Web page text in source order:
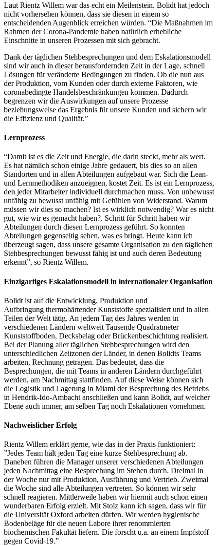
Laut Rientz Willem war das echt ein Meilenstein. Bolidt hat jedoch
nicht vorhersehen können, dass sie diesen in einem so
entscheidenden Augenblick erreichen würden. “Die Maßnahmen im
Rahmen der Corona-Pandemie haben natürlich erhebliche
Einschnitte in unseren Prozessen mit sich gebracht.
Dank der täglichen Stehbesprechungen und dem Eskalationsmodell
sind wir auch in dieser herausfordernden Zeit in der Lage, schnell
Lösungen für veränderte Bedingungen zu finden. Ob die nun aus
der Produktion, vom Kunden oder durch externe Faktoren, wie
coronabedingte Handelsbeschränkungen kommen. Dadurch
begrenzen wir die Auswirkungen auf unsere Prozesse
beziehungsweise das Ergebnis für unsere Kunden und sichern wir
die Effizienz und Qualität.”
Lernprozess
“Damit ist es die Zeit und Energie, die darin steckt, mehr als wert.
Es hat nämlich schon einige Jahre gedauert, bis dies so an allen
Standorten und in allen Abteilungen aufgebaut war. Sich die Lean-
und Lernmethodiken anzueignen, kostet Zeit. Es ist ein Lernprozess,
den jeder Mitarbeiter individuell durchmachen muss. Von unbewusst
unfähig zu bewusst unfähig mit Gefühlen von Widerstand. Warum
müssen wir dies so machen? Ist es wirklich notwendig? War es nicht
gut, wie wir es gemacht haben?. Schritt für Schritt haben wir
Abteilungen durch diesen Lernprozess geführt. So konnten
Abteilungen gegenseitig sehen, was es bringt. Heute kann ich
überzeugt sagen, dass unsere gesamte Organisation zu den täglichen
Stehbesprechungen bewusst fähig ist und auch deren Bedeutung
erkennt”, so Rientz Willem.
Einzigartiges Eskalationsmodell in internationaler Organisation
Bolidt ist auf die Entwicklung, Produktion und
Aufbringung thermohärtender Kunststoffe spezialisiert und in allen
Teilen der Welt tätig. An jedem Tag des Jahres werden in
verschiedenen Ländern weltweit Tausende Quadratmeter
Kunststoffboden, Decksbelag oder Brückenbeschichtung realisiert.
Bei der Planung aller täglichen Stehbesprechungen wird den
unterschiedlichen Zeitzonen der Länder, in denen Bolidts Teams
arbeiten, Rechnung getragen. Das bedeutet, dass die
Besprechungen, die mit Teams in anderen Ländern durchgeführt
werden, am Nachmittag stattfinden. Auf diese Weise können sich
die Logistik und Lagerung in Miami der Besprechung des Betriebs
in Hendrik-Ido-Ambacht anschließen und kann Bolidt, auf welcher
Ebene auch immer, am selben Tag noch Eskalationen vornehmen.
Nachweislicher Erfolg
Rientz Willem erklärt gerne, wie das in der Praxis funktioniert:
”Jedes Team hält jeden Tag eine kurze Stehbesprechung ab.
Daneben führen die Manager unserer verschiedenen Abteilungen
jeden Nachmittag eine Besprechung im Stehen durch. Dreimal in
der Woche nur mit Produktion, Ausführung und Vertrieb. Zweimal
die Woche sind alle Abteilungen vertreten. So können wir sehr
schnell reagieren. Mittlerweile haben wir hiermit auch schon einen
wunderbaren Erfolg erzielt. Mit Stolz kann ich sagen, dass wir für
die Universität Oxford arbeiten dürfen. Wir werden hygienische
Bodenbeläge für die neuen Labore ihrer renommierten
biochemischen Fakultät liefern. Die forscht u.a. an einem Impfstoff
gegen Covid-19.”